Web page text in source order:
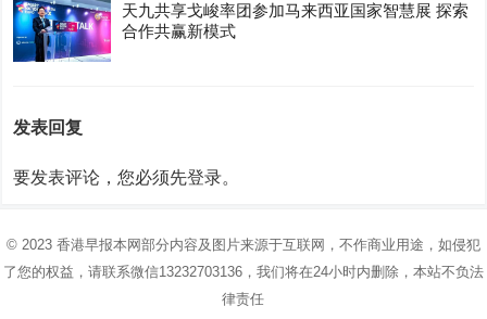
天九共享戈峻率团参加马来西亚国家智慧展 探索
合作共赢新模式
发表回复
要发表评论，您必须先登录。
© 2023 香港早报本网部分内容及图片来源于互联网，不作商业用途，如侵犯
了您的权益，请联系微信13232703136，我们将在24小时内删除，本站不负法
律责任